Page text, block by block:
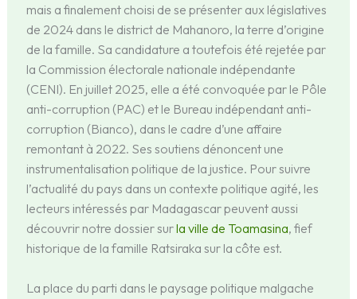
mais a finalement choisi de se présenter aux législatives
de 2024 dans le district de Mahanoro, la terre d’origine
de la famille. Sa candidature a toutefois été rejetée par
la Commission électorale nationale indépendante
(CENI). En juillet 2025, elle a été convoquée par le Pôle
anti-corruption (PAC) et le Bureau indépendant anti-
corruption (Bianco), dans le cadre d’une affaire
remontant à 2022. Ses soutiens dénoncent une
instrumentalisation politique de la justice. Pour suivre
l’actualité du pays dans un contexte politique agité, les
lecteurs intéressés par Madagascar peuvent aussi
découvrir notre dossier surla ville de Toamasina, fief
historique de la famille Ratsiraka sur la côte est.
La place du parti dans le paysage politique malgache